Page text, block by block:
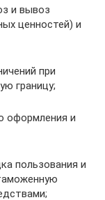
и вывоз
ценностей) и
при
границу;
оформ­ления и
пользования и